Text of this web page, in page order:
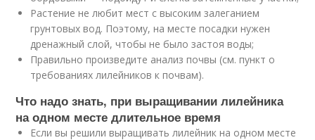
Растение не любит мест с высоким залеганием
грунтовых вод. Поэтому, на месте посадки нужен
дренажный слой, чтобы не было застоя воды;
Правильно произведите анализ почвы (см. пункт о
требованиях лилейников к почвам).
Что надо знать, при выращивании лилейника
на одном месте длительное время
Если вы решили выращивать лилейник на одном месте